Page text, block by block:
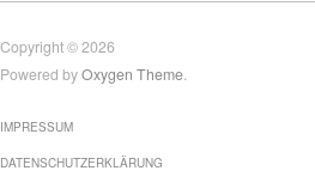
Copyright © 2026
Powered byOxygen Theme.
IMPRESSUM
DATENSCHUTZERKLÄRUNG